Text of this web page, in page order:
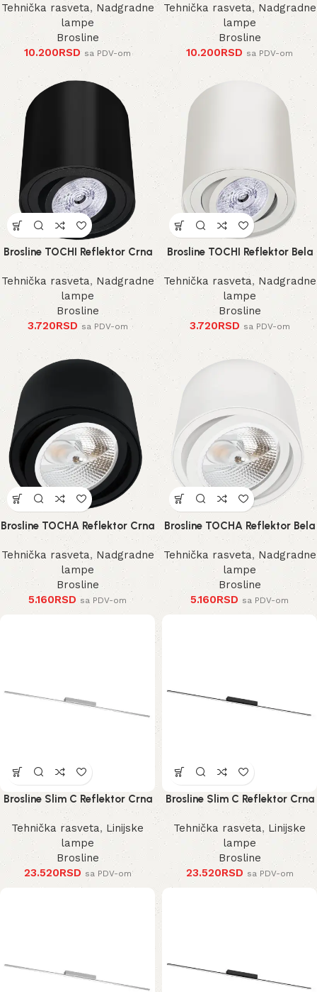
Tehnička rasveta, Nadgradne
lampe
Brosline
10.200RSD sa PDV-om
Tehnička rasveta, Nadgradne
lampe
Brosline
10.200RSD sa PDV-om
Brosline TOCHI Reflektor Crna
Tehnička rasveta, Nadgradne
lampe
Brosline
3.720RSD sa PDV-om
Brosline TOCHI Reflektor Bela
Tehnička rasveta, Nadgradne
lampe
Brosline
3.720RSD sa PDV-om
Brosline TOCHA Reflektor Crna
Tehnička rasveta, Nadgradne
lampe
Brosline
5.160RSD sa PDV-om
Brosline TOCHA Reflektor Bela
Tehnička rasveta, Nadgradne
lampe
Brosline
5.160RSD sa PDV-om
Brosline Slim C Reflektor Crna
3000K 1200 mm 40 mm 1291
mm
Tehnička rasveta, Linijske
lampe
Brosline
23.520RSD sa PDV-om
Brosline Slim C Reflektor Crna
3000K 1200 mm 40 mm 1289
mm
Tehnička rasveta, Linijske
lampe
Brosline
23.520RSD sa PDV-om